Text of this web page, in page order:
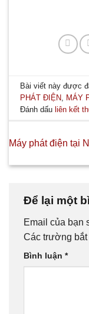
Bài viết này được
PHÁT ĐIỆN
MÁY
Đánh dấu liên kết
Máy phát điện tại
Để lại một
Email của bạn
Các trường
Bình luận *